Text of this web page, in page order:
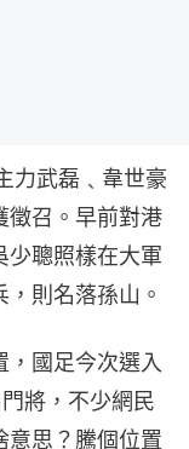
力武磊﹑韋世豪
徵召。早前對港
少聰照樣在大軍
則名落孫山。
，國足今次選入
將，不少網民
意思？騰個位置